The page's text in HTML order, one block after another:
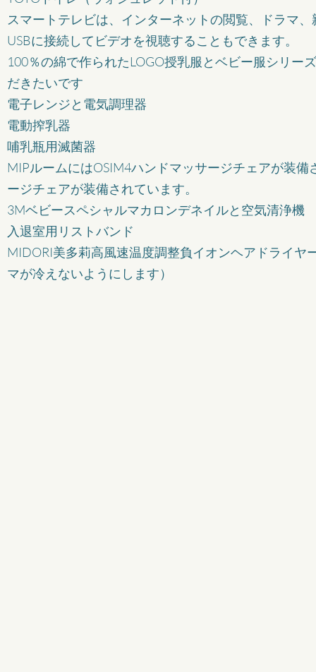
スマートテレビは、インターネットの閲覧、ドラマ
USBに接続してビデオを視聴することもできます。
100％の綿で作られたLOGO授乳服とベビー服シリー
だきたいです
電子レンジと電気調理器
電動搾乳器
哺乳瓶用滅菌器
MIPルームにはOSIM4ハンドマッサージチェアが装
ージチェアが装備されています。
3Mベビースペシャルマカロンデネイルと空気清浄機
入退室用リストバンド
MIDORI美多莉高風速温度調整負イオンヘアドライ
マが冷えないようにします）